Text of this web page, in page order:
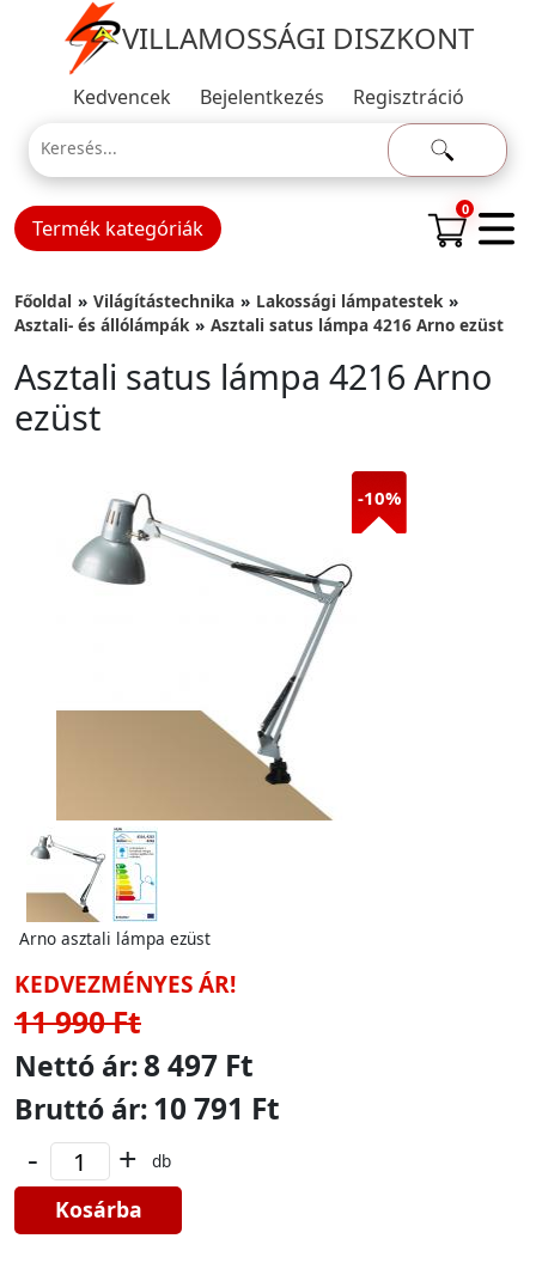
VILLAMOSSÁGI DISZKONT
Kedvencek Bejelentkezés Regisztráció
Termék kategóriák
0
Főoldal Világítástechnika
Lakossági lámpatestek
Asztali- és állólámpák
Asztali satus lámpa 4216 Arno ezüst
Asztali satus lámpa 4216 Arno
ezüst
-10%
Arno asztali lámpa ezüst
KEDVEZMÉNYES ÁR!
11 990 Ft
Nettó ár:8 497 Ft
Bruttó ár:10 791 Ft
- + db
Kosárba